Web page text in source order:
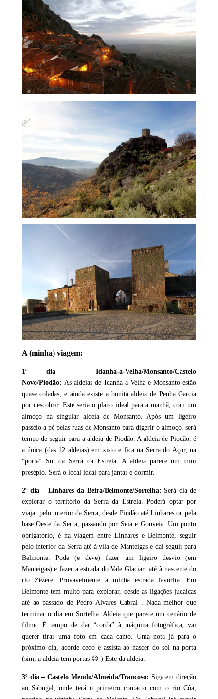
A (minha) viagem:
1º dia – Idanha-a-Velha/Monsanto/Castelo
Novo/Piodão: As aldeias de Idanha-a-Velha e Monsanto estão
quase coladas, e ainda existe a bonita aldeia de Penha Garcia
por descobrir. Este seria o plano ideal para a manhã, com um
almoço na singular aldeia de Monsanto. Após um ligeiro
passeio a pé pelas ruas de Monsanto para digerir o almoço, será
tempo de seguir para a aldeia de Piodão. A aldeia de Piodão, é
a única (das 12 aldeias) em xisto e fica na Serra do Açor, na
“porta” Sul da Serra da Estrela. A aldeia parece um mini
presépio. Será o local ideal para jantar e dormir.
2º dia – Linhares da Beira/Belmonte/Sortelha: Será dia de
explorar o território da Serra da Estrela. Poderá optar por
viajar pelo interior da Serra, desde Piodão até Linhares ou pela
base Oeste da Serra, passando por Seia e Gouveia. Um ponto
obrigatório, é na viagem entre Linhares e Belmonte, seguir
pelo interior da Serra até à vila de Manteigas e daí seguir para
Belmonte. Pode (e deve) fazer um ligeiro desvio (em
Manteigas) e fazer a estrada do Vale Glaciar até à nascente do
rio Zêzere. Provavelmente a minha estrada favorita. Em
Belmonte tem muito para explorar, desde as ligações judaicas
até ao passado de Pedro Álvares Cabral . Nada melhor que
terminar o dia em Sortelha. Aldeia que parece um cenário de
filme. É tempo de dar “corda” à máquina fotográfica, vai
querer tirar uma foto em cada canto. Uma nota já para o
próximo dia, acorde cedo e assista ao nascer do sol na porta
(sim, a aldeia tem portas 😉 ) Este da aldeia.
3º dia – Castelo Mendo/Almeida/Trancoso: Siga em direção
ao Sabugal, onde terá o primeiro contacto com o rio Côa,